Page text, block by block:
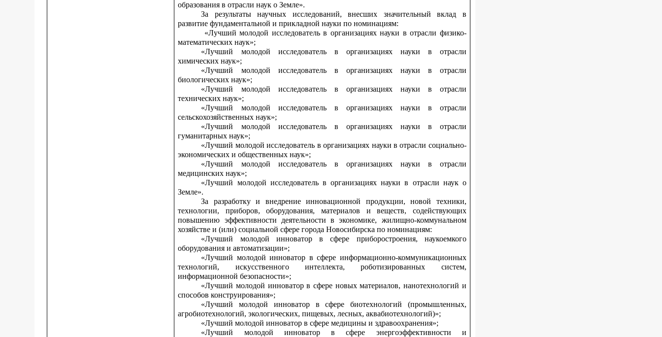
образования в отрасли наук о Земле».
За результаты научных исследований, внесших значительный вклад в
развитие фундаментальной и прикладной науки по номинациям:
«Лучший молодой исследователь в организациях науки в отрасли физико-
математических наук»;
«Лучший молодой исследователь в организациях науки в отрасли
химических наук»;
«Лучший молодой исследователь в организациях науки в отрасли
биологических наук»;
«Лучший молодой исследователь в организациях науки в отрасли
технических наук»;
«Лучший молодой исследователь в организациях науки в отрасли
сельскохозяйственных наук»;
«Лучший молодой исследователь в организациях науки в отрасли
гуманитарных наук»;
«Лучший молодой исследователь в организациях науки в отрасли социально-
экономических и общественных наук»;
«Лучший молодой исследователь в организациях науки в отрасли
медицинских наук»;
«Лучший молодой исследователь в организациях науки в отрасли наук о
Земле».
За разработку и внедрение инновационной продукции, новой техники,
технологии, приборов, оборудования, материалов и веществ, содействующих
повышению эффективности деятельности в экономике, жилищно-коммунальном
хозяйстве и (или) социальной сфере города Новосибирска по номинациям:
«Лучший молодой инноватор в сфере приборостроения, наукоемкого
оборудования и автоматизации»;
«Лучший молодой инноватор в сфере информационно-коммуникационных
технологий, искусственного интеллекта, роботизированных систем,
информационной безопасности»;
«Лучший молодой инноватор в сфере новых материалов, нанотехнологий и
способов конструирования»;
«Лучший молодой инноватор в сфере биотехнологий (промышленных,
агробиотехнологий, экологических, пищевых, лесных, аквабиотехнологий)»;
«Лучший молодой инноватор в сфере медицины и здравоохранения»;
«Лучший молодой инноватор в сфере энергоэффективности и